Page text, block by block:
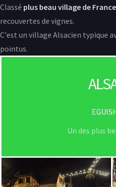
Classé plus beau village de France
recouvertes de vignes.
C'est un village Alsacien typique
pointus.
Un des plus